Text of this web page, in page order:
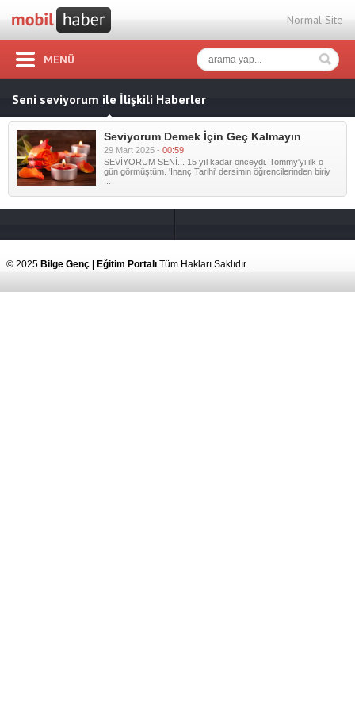
Normal Site
MENÜ
Seni seviyorum ile İlişkili Haberler
Seviyorum Demek İçin Geç Kalmayın
29 Mart 2025 - 00:59
SEVİYORUM SENİ... 15 yıl kadar önceydi. Tommy'yi ilk o
gün görmüştüm. 'İnanç Tarihi' dersimin öğrencilerinden biriy
© 2025 Bilge Genç | Eğitim Portalı Tüm Hakları Saklıdır.